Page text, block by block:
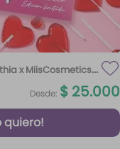
x MiisCosmetics
Desde: $ 25.000
quiero!